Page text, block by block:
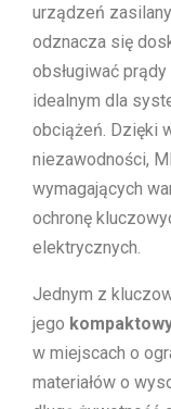
urządzeń
odznacza się
obsługiwać prądy
idealnym dla
obciążeń. Dzięki
niezawodności,
wymagających
ochronę
elektrycznych.
Jednym z
jego
w miejscach o
materiałów o